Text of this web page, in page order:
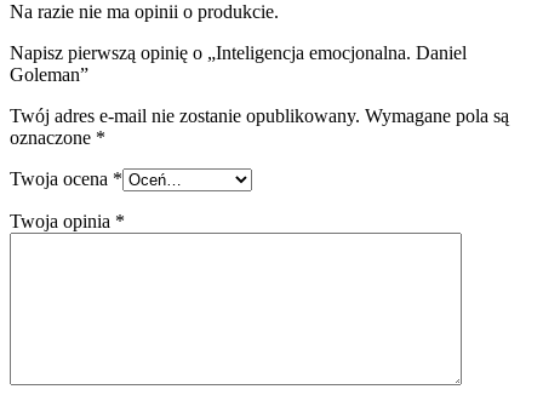
Na razie nie ma opinii o produkcie.
Napisz pierwszą opinię o „Inteligencja emocjonalna. Daniel
Goleman”
Twój adres e-mail nie zostanie opublikowany. Wymagane pola są
oznaczone *
Twoja ocena *
Twoja opinia *